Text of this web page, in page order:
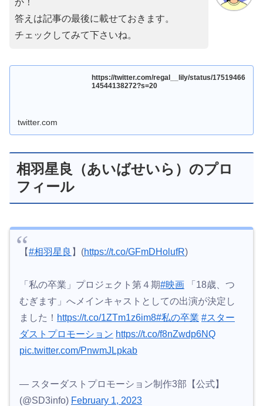
答えは記事の最後に載せておきます。
チェックしてみて下さいね。
https://twitter.com/regal__lily/status/17519466
14544138272?s=20
twitter.com
相羽星良（あいばせいら）のプロ
フィール
【#相羽星良 】(https://t.co/GFmDHolufR)
「私の卒業」プロジェクト第４期#映画 「18歳、つ
むぎます」へメインキャストとしての出演が決定し
ました！ https://t.co/1ZTm1z6im8#私の卒業 #スター
ダストプロモーション https://t.co/f8nZwdp6NQ
pic.twitter.com/PnwmJLpkab
— スターダストプロモーション制作3部【公式】
(@SD3info) February 1, 2023